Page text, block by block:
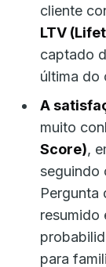
cliente
LTV
captado
última do
A
muito
Score),
seguindo
Pergunta
resumido
para